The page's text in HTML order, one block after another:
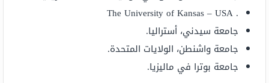
. The University of Kansas – USA
جامعة سيدني، أستراليا.
جامعة واشنطن، الولايات المتحدة.
جامعة بوترا في ماليزيا.